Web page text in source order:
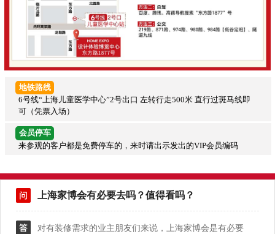
地铁路线
6号线“上海儿童医学中心”2号出口 左转行走500米 直行过斑马线即
可（凭票入场）
会员停车
来参观的客户都是免费停车的，来时请出示发出的VIP会员编码
上海家博会有必要去吗？值得看吗？
对有装修需求的业主朋友们来说，上海家博会是有必要